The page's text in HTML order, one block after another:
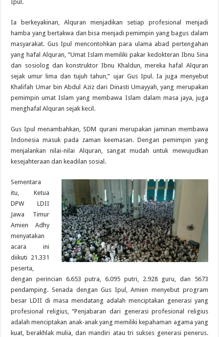
Ipul.
Ia berkeyakinan, Alquran menjadikan setiap profesional menjadi
hamba yang bertakwa dan bisa menjadi pemimpin yang bagus dalam
masyarakat. Gus Ipul mencontohkan para ulama abad pertengahan
yang hafal Alquran, “Umat Islam memiliki pakar kedokteran Ibnu Sina
dan sosiolog dan konstruktor Ibnu Khaldun, mereka hafal Alquran
sejak umur lima dan tujuh tahun,” ujar Gus Ipul. Ia juga menyebut
Khalifah Umar bin Abdul Aziz dari Dinasti Umayyah, yang merupakan
pemimpin umat Islam yang membawa Islam dalam masa jaya, juga
menghafal Alquran sejak kecil.
Gus Ipul menambahkan, SDM qurani merupakan jaminan membawa
Indonesia masuk pada zaman keemasan. Dengan pemimpin yang
menjalankan nilai-nilai Alquran, sangat mudah untuk mewujudkan
kesejahteraan dan keadilan sosial.
Sementara
itu, Ketua
DPW LDII
Jawa Timur
Amien Adhy
menyatakan
acara ini
diikuti 21.331
peserta,
dengan perincian 6.653 putra, 6.095 putri, 2.928 guru, dan 5673
pendamping. Senada dengan Gus Ipul, Amien menyebut program
besar LDII di masa mendatang adalah menciptakan generasi yang
profesional religius, “Penjabaran dari generasi profesional religius
adalah menciptakan anak-anak yang memiliki kepahaman agama yang
kuat, berakhlak mulia, dan mandiri atau tri sukses generasi penerus.